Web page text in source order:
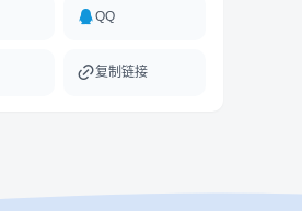
QQ
复制链接